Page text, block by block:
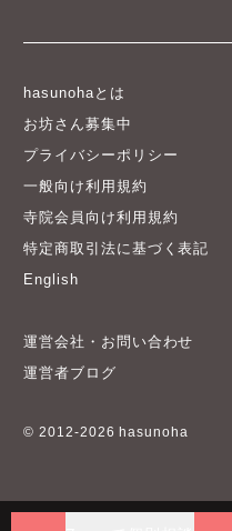
hasunohaとは
お坊さん募集中
プライバシーポリシー
一般向け利用規約
寺院会員向け利用規約
特定商取引法に基づく表記
English
運営会社・お問い合わせ
運営者ブログ
© 2012-2026 hasunoha